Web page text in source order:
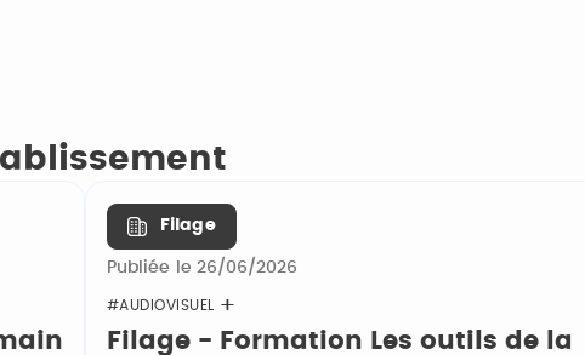
Filage
Publiée le 26/06/2026
#AUDIOVISUEL
Filage - Formation Les outils de la